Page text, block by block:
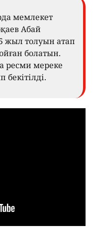
мемлекет
Абай
жыл толуын атап
болатын.
ресми мереке